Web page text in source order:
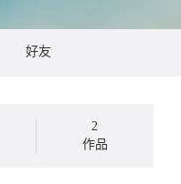
好友
2
作品